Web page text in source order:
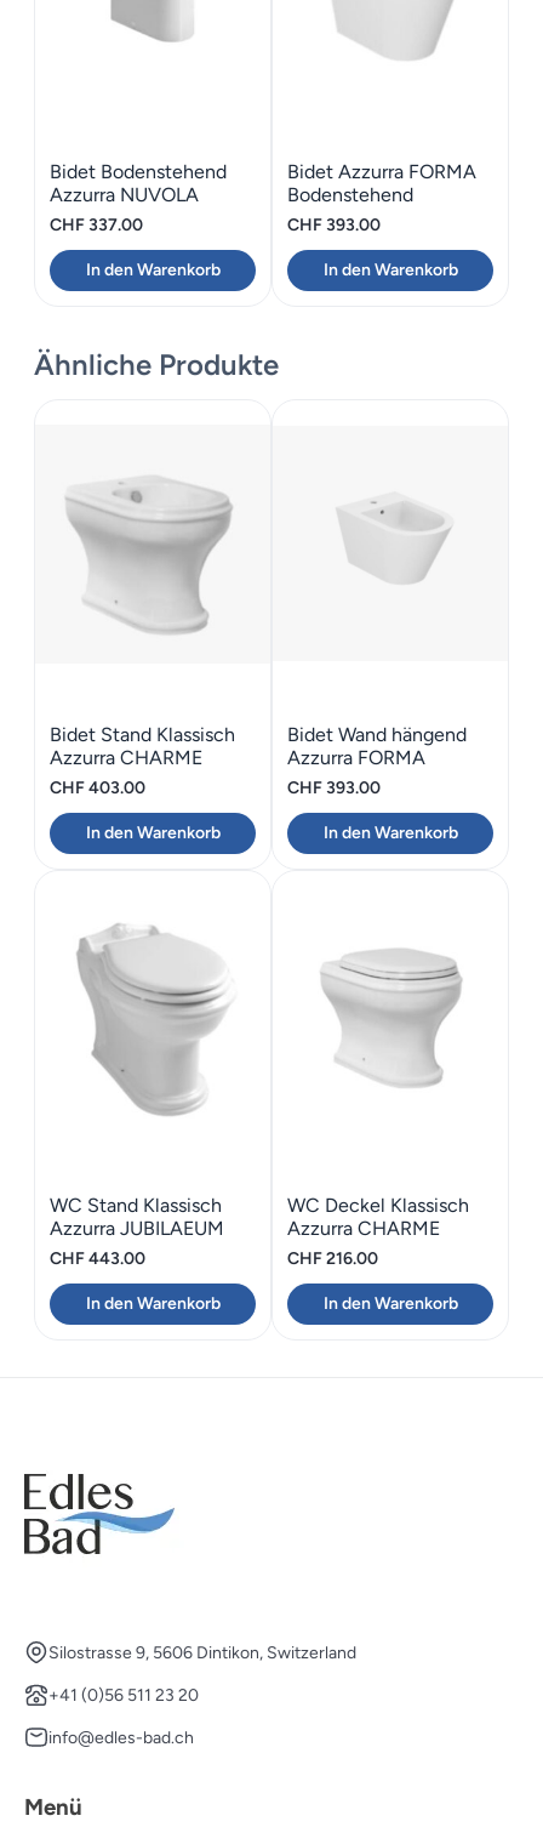
Bidet Bodenstehend
Azzurra NUVOLA
CHF337.00
In den Warenkorb
Bidet Azzurra FORMA
Bodenstehend
CHF393.00
In den Warenkorb
Ähnliche Produkte
Bidet Stand Klassisch
Azzurra CHARME
CHF403.00
In den Warenkorb
Bidet Wand hängend
Azzurra FORMA
CHF393.00
In den Warenkorb
WC Stand Klassisch
Azzurra JUBILAEUM
CHF443.00
In den Warenkorb
WC Deckel Klassisch
Azzurra CHARME
CHF216.00
In den Warenkorb
Silostrasse 9, 5606 Dintikon, Switzerland
+41 (0)56 511 23 20
info@edles-bad.ch
Menü